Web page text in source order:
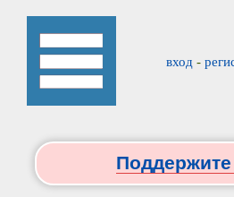
вход -
Поддержите